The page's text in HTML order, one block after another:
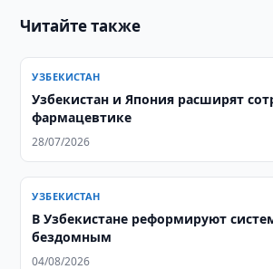
Читайте также
УЗБЕКИСТАН
Узбекистан и Япония расширят
фармацевтике
28/07/2026
УЗБЕКИСТАН
В Узбекистане реформируют
бездомным
04/08/2026